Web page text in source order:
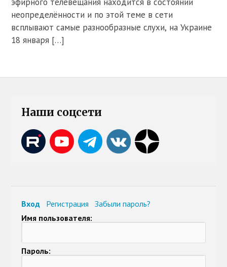
неопределённости и по этой теме в сети
всплывают самые разнообразные слухи, на Украине
18 января […]
Наши соцсети
Вход Регистрация
Забыли пароль?
Имя пользователя:
Пароль: